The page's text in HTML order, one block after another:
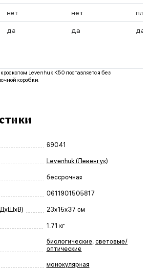
нет нет
да да да
Levenhuk K50 поставляется без
коробки.
69041
Levenhuk (Левенгук)
бессрочная
0611901505817
23x15x37 см
1.71 кг
биологические, световые/
оптические
монокулярная